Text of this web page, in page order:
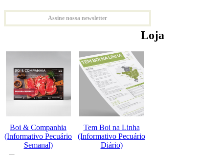
Assine nossa newsletter
Loja
Boi & Companhia
(Informativo Pecuário
Semanal)
Tem Boi na Linha
(Informativo Pecuário
Diário)